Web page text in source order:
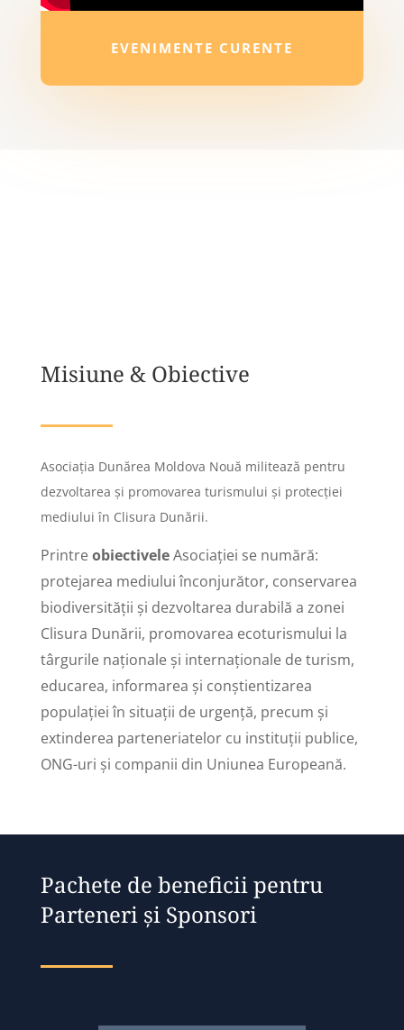
EVENIMENTE CURENTE
Misiune & Obiective
Asociația Dunărea Moldova Nouă militează pentru
dezvoltarea și promovarea turismului și protecției
mediului în Clisura Dunării.
PrintreobiectiveleAsociației se numără:
protejarea mediului înconjurător, conservarea
biodiversității și dezvoltarea durabilă a zonei
Clisura Dunării, promovarea ecoturismului la
târgurile naționale și internaționale de turism,
educarea, informarea și conștientizarea
populației în situații de urgență, precum și
extinderea parteneriatelor cu instituții publice,
ONG-uri și companii din Uniunea Europeană.
Pachete de beneficii pentru
Parteneri și Sponsori